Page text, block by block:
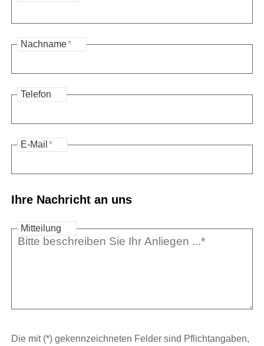
Nachname*
Telefon
E-Mail *
Ihre Nachricht an uns
Mitteilung
Die mit (*) gekennzeichneten Felder sind Pflichtangaben,